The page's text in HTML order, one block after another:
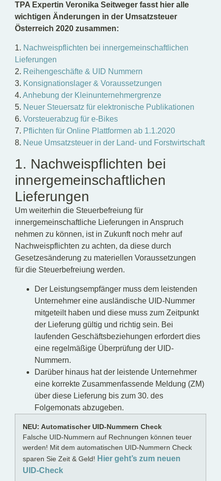
TPA Expertin Veronika Seitweger fasst hier alle
wichtigen Änderungen in der Umsatzsteuer
Österreich 2020 zusammen:
1. Nachweispflichten bei innergemeinschaftlichen
Lieferungen
2. Reihengeschäfte & UID Nummern
3. Konsignationslager & Voraussetzungen
4. Anhebung der Kleinunternehmergrenze
5. Neuer Steuersatz für elektronische Publikationen
6. Vorsteuerabzug für e-Bikes
7. Pflichten für Online Plattformen ab 1.1.2020
8. Neue Umsatzsteuer in der Land- und Forstwirtschaft
1. Nachweispflichten bei
innergemeinschaftlichen
Lieferungen
Um weiterhin die Steuerbefreiung für
innergemeinschaftliche Lieferungen in Anspruch
nehmen zu können, ist in Zukunft noch mehr auf
Nachweispflichten zu achten, da diese durch
Gesetzesänderung zu materiellen Voraussetzungen
für die Steuerbefreiung werden.
Der Leistungsempfänger muss dem leistenden
Unternehmer eine ausländische UID-Nummer
mitgeteilt haben und diese muss zum Zeitpunkt
der Lieferung gültig und richtig sein. Bei
laufenden Geschäftsbeziehungen erfordert dies
eine regelmäßige Überprüfung der UID-
Nummern.
Darüber hinaus hat der leistende Unternehmer
eine korrekte Zusammenfassende Meldung (ZM)
über diese Lieferung bis zum 30. des
Folgemonats abzugeben.
NEU: Automatischer UID-Nummern Check
Falsche UID-Nummern auf Rechnungen können teuer
werden! Mit dem automatischen UID-Nummern Check
sparen Sie Zeit & Geld! Hier geht’s zum neuen
UID-Check